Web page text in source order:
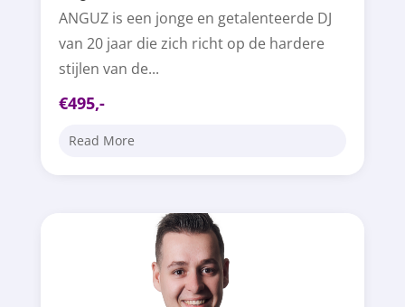
ANGUZ is een jonge en getalenteerde DJ
van 20 jaar die zich richt op de hardere
stijlen van de...
€495,-
Read More